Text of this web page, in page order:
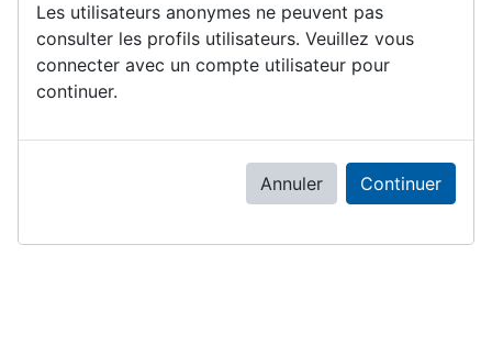
Les utilisateurs anonymes ne peuvent pas
consulter les profils utilisateurs. Veuillez vous
connecter avec un compte utilisateur pour
continuer.
Annuler Continuer